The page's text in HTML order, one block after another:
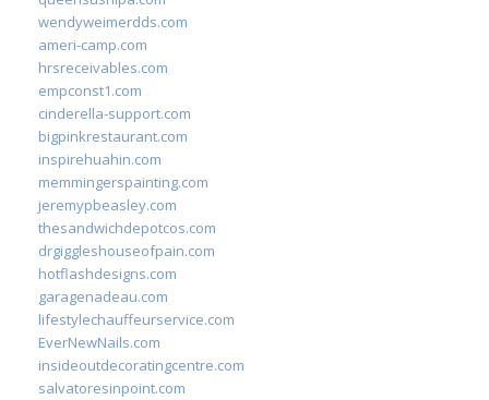
wendyweimerdds.com
ameri-camp.com
hrsreceivables.com
empconst1.com
cinderella-support.com
bigpinkrestaurant.com
inspirehuahin.com
memmingerspainting.com
jeremypbeasley.com
thesandwichdepotcos.com
drgiggleshouseofpain.com
hotflashdesigns.com
garagenadeau.com
lifestylechauffeurservice.com
EverNewNails.com
insideoutdecoratingcentre.com
salvatoresinpoint.com